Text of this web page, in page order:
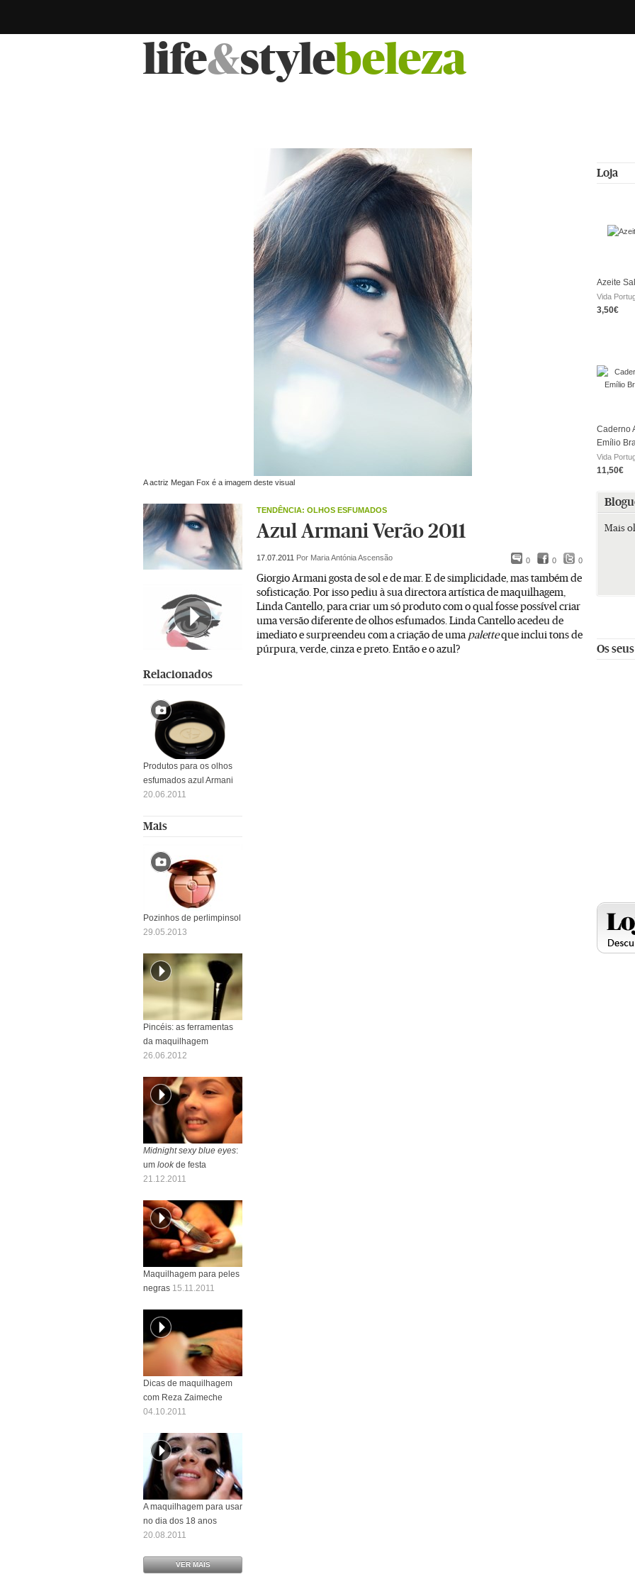
life&stylebeleza
A actriz Megan Fox é a imagem deste visual
TENDÊNCIA: OLHOS ESFUMADOS
Azul Armani Verão 2011
0 0 0
17.07.2011 Por Maria Antónia Ascensão
Giorgio Armani gosta de sol e de mar. E de simplicidade, mas também de
sofisticação. Por isso pediu à sua directora artística de maquilhagem,
Linda Cantello, para criar um só produto com o qual fosse possível criar
uma versão diferente de olhos esfumados. Linda Cantello acedeu de
imediato e surpreendeu com a criação de uma paletteque inclui tons de
púrpura, verde, cinza e preto. Então e o azul?
Relacionados
Produtos para os olhos
esfumados azul Armani
20.06.2011
Mais
Pozinhos de perlimpinsol
29.05.2013
Pincéis: as ferramentas
da maquilhagem
26.06.2012
Midnight sexy blue eyes:
um look de festa
21.12.2011
Maquilhagem para peles
negras 15.11.2011
Dicas de maquilhagem
com Reza Zaimeche
04.10.2011
A maquilhagem para usar
no dia dos 18 anos
20.08.2011
VER MAIS
Loja
Azeite
Vida
3,50€
Caderno
Emílio
Vida
11,50€
Mais
Os